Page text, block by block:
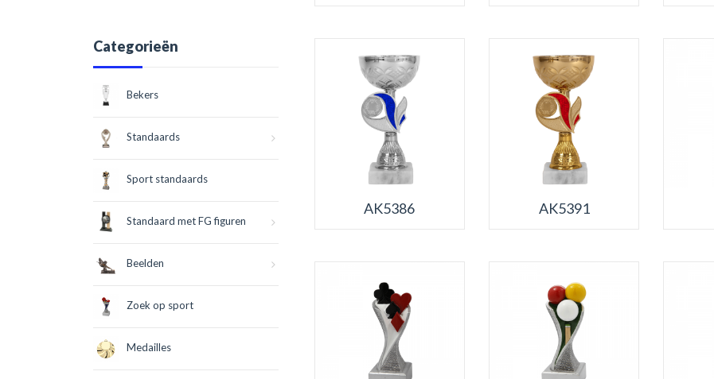
Categorieën
Bekers
Standaards
Sport standaards
Standaard met FG figuren
Beelden
Zoek op sport
Medailles
AK5386 AK5391